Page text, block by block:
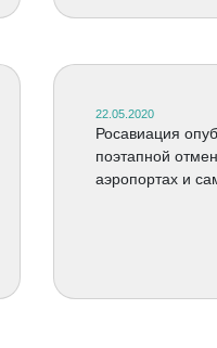
22.05.2020
Росавиация
поэтапной
аэропортах и